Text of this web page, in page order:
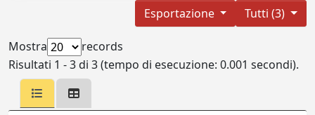
Tutti (3)
Esportazione
Mostra
records
Risultati 1 - 3 di 3 (tempo di esecuzione: 0.001 secondi).